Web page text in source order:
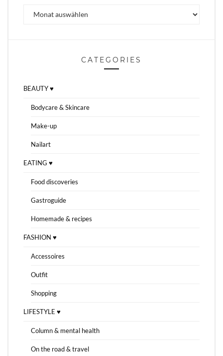
CATEGORIES
BEAUTY ♥
Bodycare & Skincare
Make-up
Nailart
EATING ♥
Food discoveries
Gastroguide
Homemade & recipes
FASHION ♥
Accessoires
Outfit
Shopping
LIFESTYLE ♥
Column & mental health
On the road & travel